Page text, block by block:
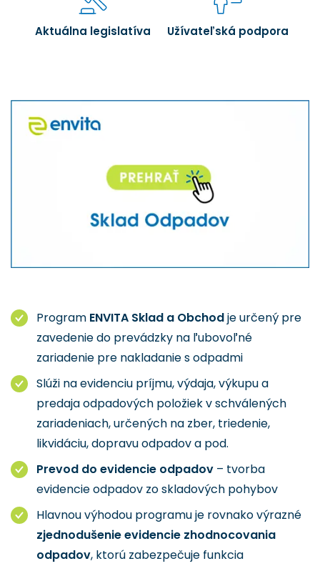
Aktuálna legislatíva Užívateľská podpora
Program ENVITA Sklad a Obchodje určený pre
zavedenie do prevádzky na ľubovoľné
zariadenie pre nakladanie s odpadmi
Slúži na evidenciu príjmu, výdaja, výkupu a
predaja odpadových položiek v schválených
zariadeniach, určených na zber, triedenie,
likvidáciu, dopravu odpadov a pod.
Prevod do evidencie odpadov – tvorba
evidencie odpadov zo skladových pohybov
Hlavnou výhodou programu je rovnako výrazné
zjednodušenie evidencie zhodnocovania
odpadov, ktorú zabezpečuje funkcia